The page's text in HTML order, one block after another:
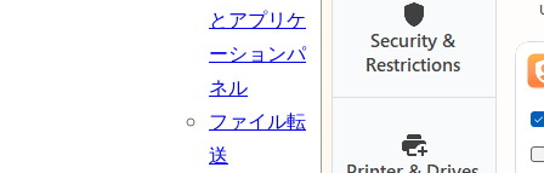
とアプリケ
ーションパ
ネル
ファイル転
送